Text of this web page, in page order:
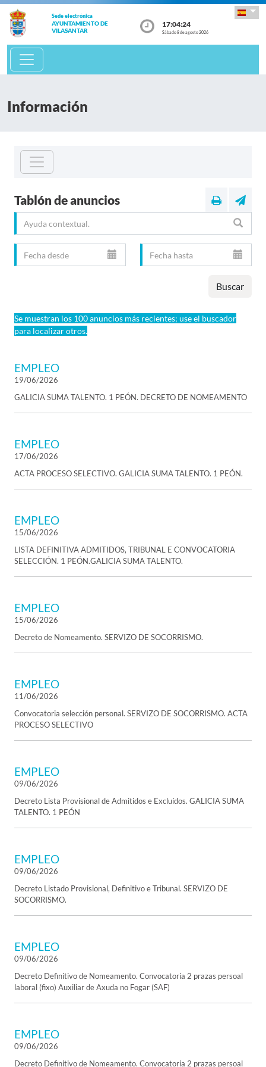
Sede electrónica
AYUNTAMIENTO DE
VILASANTAR
17:04:24
Sábado 8 de agosto 2026
Información
Tablón de anuncios
Buscar
Se muestran los 100 anuncios más recientes; use el buscador
para localizar otros.
EMPLEO
19/06/2026
GALICIA SUMA TALENTO. 1 PEÓN. DECRETO DE NOMEAMENTO
EMPLEO
17/06/2026
ACTA PROCESO SELECTIVO. GALICIA SUMA TALENTO. 1 PEÓN.
EMPLEO
15/06/2026
LISTA DEFINITIVA ADMITIDOS, TRIBUNAL E CONVOCATORIA
SELECCIÓN. 1 PEÓN.GALICIA SUMA TALENTO.
EMPLEO
15/06/2026
Decreto de Nomeamento. SERVIZO DE SOCORRISMO.
EMPLEO
11/06/2026
Convocatoria selección personal. SERVIZO DE SOCORRISMO. ACTA
PROCESO SELECTIVO
EMPLEO
09/06/2026
Decreto Lista Provisional de Admitidos e Excluídos. GALICIA SUMA
TALENTO. 1 PEÓN
EMPLEO
09/06/2026
Decreto Listado Provisional, Definitivo e Tribunal. SERVIZO DE
SOCORRISMO.
EMPLEO
09/06/2026
Decreto Definitivo de Nomeamento. Convocatoria 2 prazas persoal
laboral (fixo) Auxiliar de Axuda no Fogar (SAF)
EMPLEO
09/06/2026
Decreto Definitivo de Nomeamento. Convocatoria 2 prazas persoal